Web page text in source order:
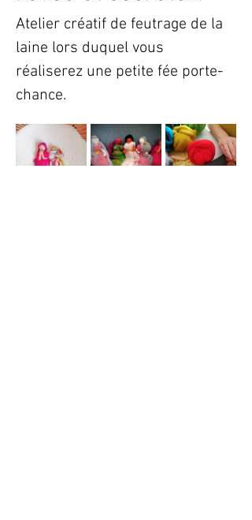
Atelier créatif de feutrage de la
laine lors duquel vous
réaliserez une petite fée porte-
chance.